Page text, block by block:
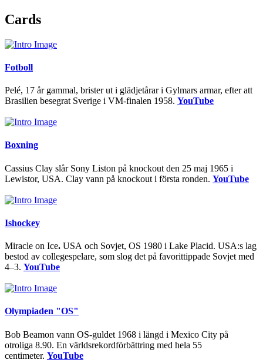
Cards
Fotboll
Pelé, 17 år gammal, brister ut i glädjetårar i Gylmars armar, efter att
Brasilien besegrat Sverige i VM-finalen 1958. YouTube
Boxning
Cassius Clay slår Sony Liston på knockout den 25 maj 1965 i
Lewistor, USA. Clay vann på knockout i första ronden. YouTube
Ishockey
Miracle on Ice. USA och Sovjet, OS 1980 i Lake Placid. USA:s lag
bestod av collegespelare, som slog det på favorittippade Sovjet med
4–3. YouTube
Olympiaden "OS"
Bob Beamon vann OS-guldet 1968 i längd i Mexico City på
otroliga 8.90. En världsrekordförbättring med hela 55
centimeter. YouTube